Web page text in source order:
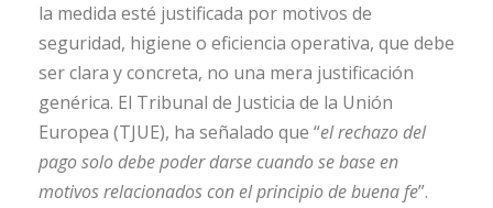
la medida esté justificada por motivos de
seguridad, higiene o eficiencia operativa, que debe
ser clara y concreta, no una mera justificación
genérica. El Tribunal de Justicia de la Unión
Europea (TJUE), ha señalado que “el rechazo del
pago solo debe poder darse cuando se base en
motivos relacionados con el principio de buena fe”.